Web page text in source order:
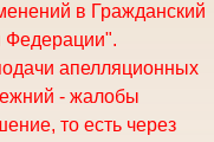
в Гражданский
Федерации".
апелляционных
- жалобы
то есть через